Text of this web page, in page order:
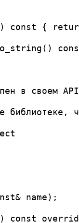
const {
в своем API
библиотеке,
name);
const